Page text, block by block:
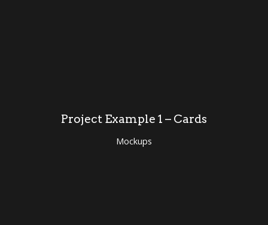
Project Example 1 – Cards
Mockups